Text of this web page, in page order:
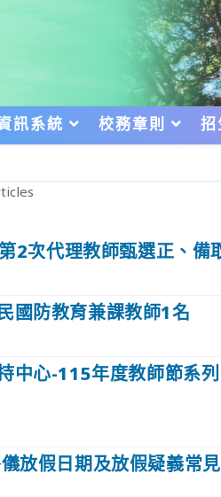
訊系統 校務章則
2次代理教師甄選正、備
國防教育兼課教師1名
中心-115年度教師節系
放假日期及放假疑義常